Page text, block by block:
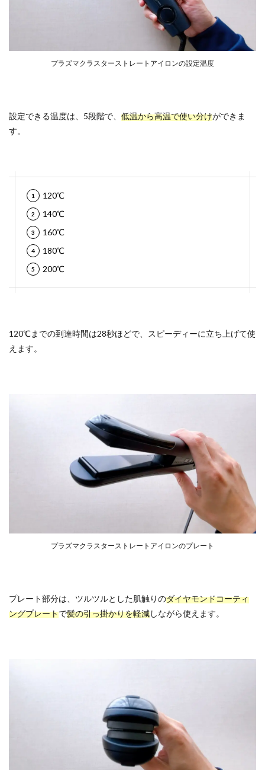
プラズマクラスターストレートアイロンの設定温度
設定できる温度は、5段階で、 低温から高温で使い分けができま
す。
120℃
140℃
160℃
180℃
200℃
120℃までの到達時間は28秒ほどで、スピーディーに立ち上げて使
えます。
プラズマクラスターストレートアイロンのプレート
プレート部分は、ツルツルとした肌触りのダイヤモンドコーティ
ングプレートで髪の引っ掛かりを軽減しながら使えます。